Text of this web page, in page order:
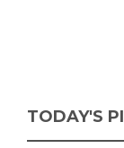
TODAY'S